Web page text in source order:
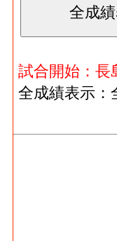
試合開始：
全成績表示：